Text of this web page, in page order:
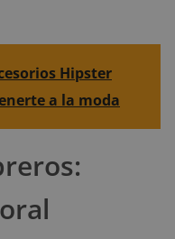
Hipster
a la moda